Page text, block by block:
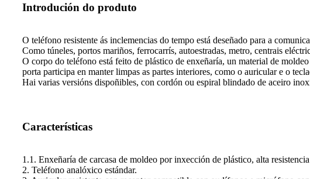
Introdución do produto
O teléfono resistente ás inclemencias do tempo está deseñado para a
Como túneles, portos mariños, ferrocarrís, autoestradas, metro, centrais
O corpo do teléfono está feito de plástico de enxeñaría, un material de
porta participa en manter limpas as partes interiores, como o auricular e o
Hai varias versións dispoñibles, con cordón ou espiral blindado de aceiro
Características
1.1. Enxeñaría de carcasa de moldeo por inxección de plástico, alta
2. Teléfono analóxico estándar.